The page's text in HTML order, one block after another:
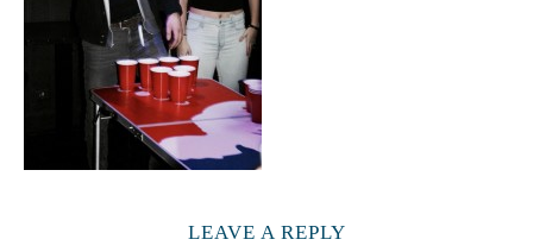
LEAVE A REPLY